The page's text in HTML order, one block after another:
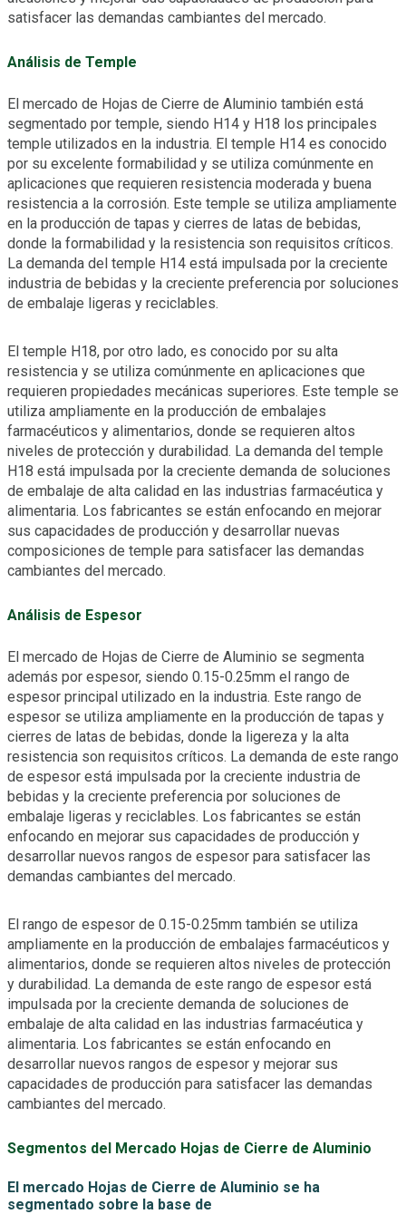
satisfacer las demandas cambiantes del mercado.
Análisis de Temple
El mercado de Hojas de Cierre de Aluminio también está
segmentado por temple, siendo H14 y H18 los principales
temple utilizados en la industria. El temple H14 es conocido
por su excelente formabilidad y se utiliza comúnmente en
aplicaciones que requieren resistencia moderada y buena
resistencia a la corrosión. Este temple se utiliza ampliamente
en la producción de tapas y cierres de latas de bebidas,
donde la formabilidad y la resistencia son requisitos críticos.
La demanda del temple H14 está impulsada por la creciente
industria de bebidas y la creciente preferencia por soluciones
de embalaje ligeras y reciclables.
El temple H18, por otro lado, es conocido por su alta
resistencia y se utiliza comúnmente en aplicaciones que
requieren propiedades mecánicas superiores. Este temple se
utiliza ampliamente en la producción de embalajes
farmacéuticos y alimentarios, donde se requieren altos
niveles de protección y durabilidad. La demanda del temple
H18 está impulsada por la creciente demanda de soluciones
de embalaje de alta calidad en las industrias farmacéutica y
alimentaria. Los fabricantes se están enfocando en mejorar
sus capacidades de producción y desarrollar nuevas
composiciones de temple para satisfacer las demandas
cambiantes del mercado.
Análisis de Espesor
El mercado de Hojas de Cierre de Aluminio se segmenta
además por espesor, siendo 0.15-0.25mm el rango de
espesor principal utilizado en la industria. Este rango de
espesor se utiliza ampliamente en la producción de tapas y
cierres de latas de bebidas, donde la ligereza y la alta
resistencia son requisitos críticos. La demanda de este rango
de espesor está impulsada por la creciente industria de
bebidas y la creciente preferencia por soluciones de
embalaje ligeras y reciclables. Los fabricantes se están
enfocando en mejorar sus capacidades de producción y
desarrollar nuevos rangos de espesor para satisfacer las
demandas cambiantes del mercado.
El rango de espesor de 0.15-0.25mm también se utiliza
ampliamente en la producción de embalajes farmacéuticos y
alimentarios, donde se requieren altos niveles de protección
y durabilidad. La demanda de este rango de espesor está
impulsada por la creciente demanda de soluciones de
embalaje de alta calidad en las industrias farmacéutica y
alimentaria. Los fabricantes se están enfocando en
desarrollar nuevos rangos de espesor y mejorar sus
capacidades de producción para satisfacer las demandas
cambiantes del mercado.
Segmentos del Mercado Hojas de Cierre de Aluminio
El mercado Hojas de Cierre de Aluminio se ha
segmentado sobre la base de